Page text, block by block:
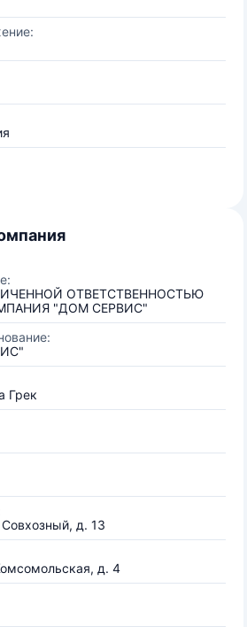
ОТВЕТСТВЕННОСТЬЮ
"ДОМ СЕРВИС"
Грек
д. 13
д. 4